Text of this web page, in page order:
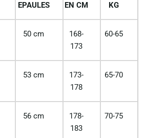
EPAULES
EN CM
KG
50 cm
168-
173
60-65
53 cm
173-
178
65-70
56 cm
178-
183
70-75